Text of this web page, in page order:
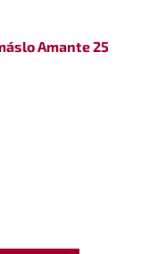
Amante 25